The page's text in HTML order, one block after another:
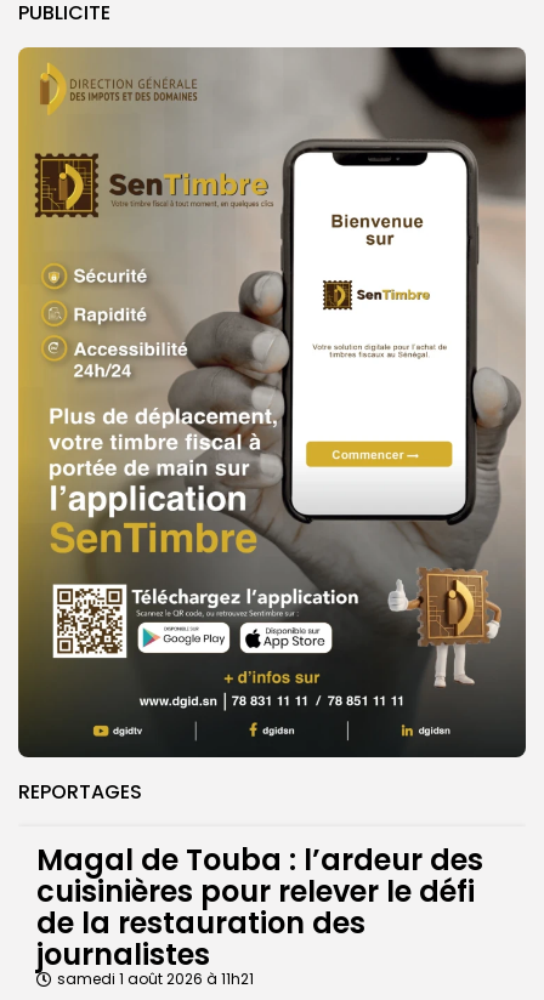
PUBLICITE
REPORTAGES
Magal de Touba : l’ardeur des
cuisinières pour relever le défi
de la restauration des
journalistes
samedi 1 août 2026 à 11h21